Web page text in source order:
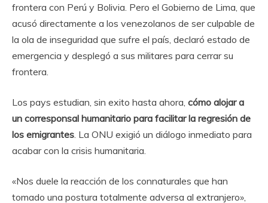
frontera con Perú y Bolivia. Pero el Gobierno de Lima, que
acusó directamente a los venezolanos de ser culpable de
la ola de inseguridad que sufre el país, declaró estado de
emergencia y desplegó a sus militares para cerrar su
frontera.
Los pays estudian, sin exito hasta ahora, cómo alojar a
un corresponsal humanitario para facilitar la regresión de
los emigrantes . La ONU exigió un diálogo inmediato para
acabar con la crisis humanitaria.
«Nos duele la reacción de los connaturales que han
tomado una postura totalmente adversa al extranjero»,